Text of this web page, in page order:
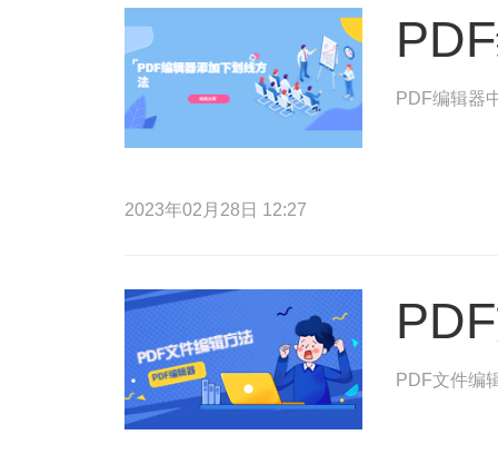
PDF编辑器
2023年02月28日 12:27
PDF文件编